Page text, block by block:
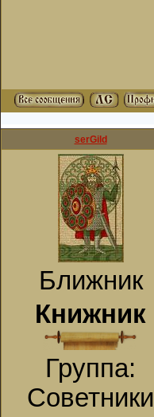
serGild
Ближник
Книжник
Группа:
Советники